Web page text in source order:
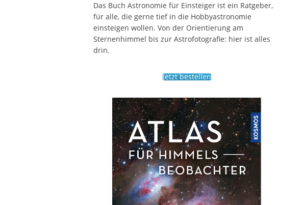
Das Buch Astronomie für Einsteiger ist ein Ratgeber,
für alle, die gerne tief in die Hobbyastronomie
einsteigen wollen. Von der Orientierung am
Sternenhimmel bis zur Astrofotografie: hier ist alles
drin.
Jetzt bestellen